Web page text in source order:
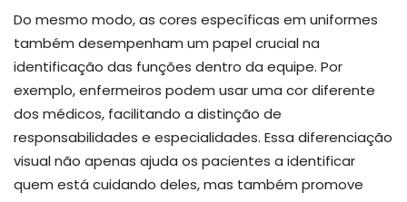
Do mesmo modo, as cores específicas em uniformes
também desempenham um papel crucial na
identificação das funções dentro da equipe. Por
exemplo, enfermeiros podem usar uma cor diferente
dos médicos, facilitando a distinção de
responsabilidades e especialidades. Essa diferenciação
visual não apenas ajuda os pacientes a identificar
quem está cuidando deles, mas também promove